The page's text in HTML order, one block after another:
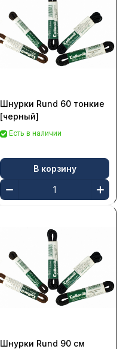
Шнурки Rund 60 тонкие
[черный]
Есть в наличии
В корзину
Шнурки Rund 90 см